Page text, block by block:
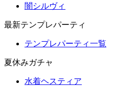
闇シルヴィ
最新テンプレパーティ
テンプレパーティ一覧
夏休みガチャ
水着ヘスティア